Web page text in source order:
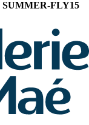
SUMMER-FLY15